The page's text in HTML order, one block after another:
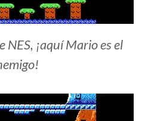
NES, ¡aquí Mario es el